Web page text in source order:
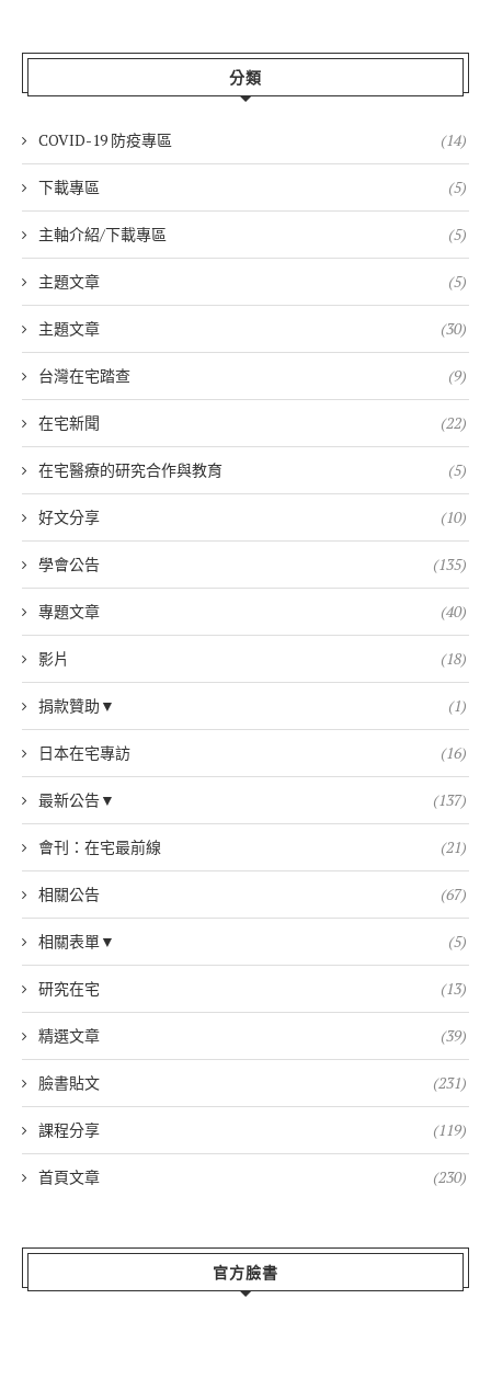
分類
COVID-19 防疫專區 (14)
下載專區 (5)
主軸介紹/下載專區 (5)
主題文章 (5)
主題文章 (30)
台灣在宅踏查 (9)
在宅新聞 (22)
在宅醫療的研究合作與教育 (5)
好文分享 (10)
學會公告 (135)
專題文章 (40)
影片 (18)
捐款贊助▼ (1)
日本在宅專訪 (16)
最新公告▼ (137)
會刊：在宅最前線 (21)
相關公告 (67)
相關表單▼ (5)
研究在宅 (13)
精選文章 (39)
臉書貼文 (231)
課程分享 (119)
首頁文章 (230)
官方臉書